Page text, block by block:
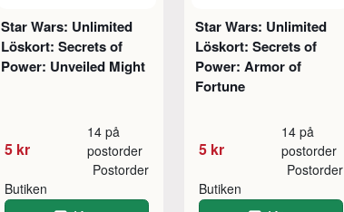
Star Wars: Unlimited
Löskort: Secrets of
Power: Unveiled Might
5 kr
14 på
postorder
Butiken
Postorder
Star Wars: Unlimited
Löskort: Secrets of
Power: Armor of
Fortune
5 kr
14 på
postorder
Butiken
Postorder